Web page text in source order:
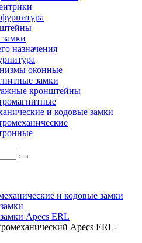
назначения
оконные
замки
кронштейны
и кодовые замки
и кодовые замки
Apecs ERL
Apecs ERL-